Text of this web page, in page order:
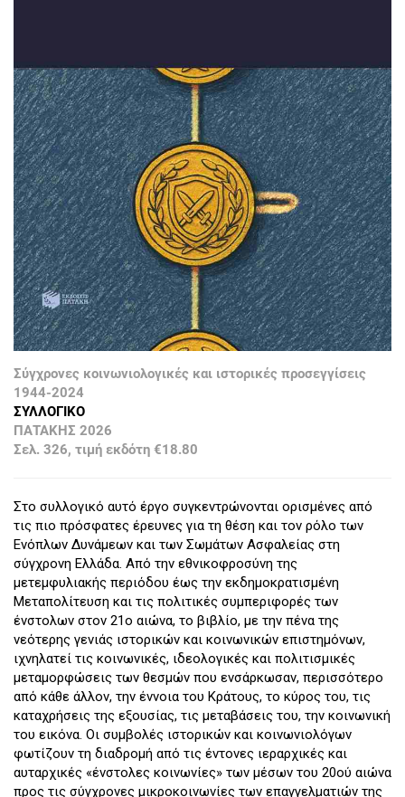
Σύγχρονες κοινωνιολογικές και ιστορικές προσεγγίσεις
1944-2024
ΣΥΛΛΟΓΙΚΟ
ΠΑΤΑΚΗΣ 2026
Σελ. 326, τιμή εκδότη €18.80
Στο συλλογικό αυτό έργο συγκεντρώνονται ορισμένες από
τις πιο πρόσφατες έρευνες για τη θέση και τον ρόλο των
Ενόπλων Δυνάμεων και των Σωμάτων Ασφαλείας στη
σύγχρονη Ελλάδα. Από την εθνικοφροσύνη της
μετεμφυλιακής περιόδου έως την εκδημοκρατισμένη
Μεταπολίτευση και τις πολιτικές συμπεριφορές των
ένστολων στον 21ο αιώνα, το βιβλίο, με την πένα της
νεότερης γενιάς ιστορικών και κοινωνικών επιστημόνων,
ιχνηλατεί τις κοινωνικές, ιδεολογικές και πολιτισμικές
μεταμορφώσεις των θεσμών που ενσάρκωσαν, περισσότερο
από κάθε άλλον, την έννοια του Κράτους, το κύρος του, τις
καταχρήσεις της εξουσίας, τις μεταβάσεις του, την κοινωνική
του εικόνα. Οι συμβολές ιστορικών και κοινωνιολόγων
φωτίζουν τη διαδρομή από τις έντονες ιεραρχικές και
αυταρχικές «ένστολες κοινωνίες» των μέσων του 20ού αιώνα
προς τις σύγχρονες μικροκοινωνίες των επαγγελματιών της